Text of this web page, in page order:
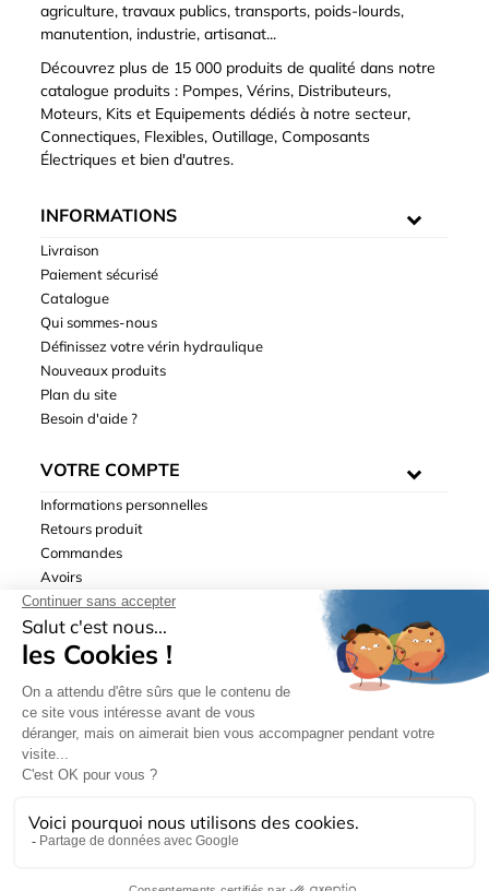
agriculture, travaux publics, transports, poids-lourds,
manutention, industrie, artisanat...
Découvrez plus de 15 000 produits de qualité dans notre
catalogue produits : Pompes, Vérins, Distributeurs,
Moteurs, Kits et Equipements dédiés à notre secteur,
Connectiques, Flexibles, Outillage, Composants
Électriques et bien d'autres.
INFORMATIONS
Livraison
Paiement sécurisé
Catalogue
Qui sommes-nous
Définissez votre vérin hydraulique
Nouveaux produits
Plan du site
Besoin d'aide ?
VOTRE COMPTE
Informations personnelles
Retours produit
Commandes
Avoirs
Adresses
Bons de réduction
de ventes| © Hydrodis 2003-2026. Tous droits réservés